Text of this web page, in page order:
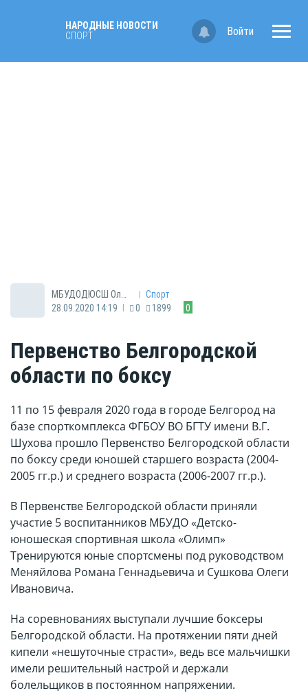
НАРОДНЫЕ НОВОСТИ
СПОРТ
Войти
| Спорт
28.09.2020 14:19 | 0 1899 0
Первенство Белгородской
области по боксу
11 по 15 февраля 2020 года в городе Белгород на
базе спорткомплекса ФГБОУ ВО БГТУ имени В.Г.
Шухова прошло Первенство Белгородской области
по боксу среди юношей старшего возраста (2004-
2005 гг.р.) и среднего возраста (2006-2007 гг.р.).
В Первенстве Белгородской области приняли
участие 5 воспитанников МБУДО «Детско-
юношеская спортивная школа «Олимп»
Тренируются юные спортсмены под руководством
Меняйлова Романа Геннадьевича и Сушкова Олеги
Ивановича.
На соревнованиях выступали лучшие боксеры
Белгородской области. На протяжении пяти дней
кипели «нешуточные страсти», ведь все мальчишки
имели решительный настрой и держали
болельщиков в постоянном напряжении.